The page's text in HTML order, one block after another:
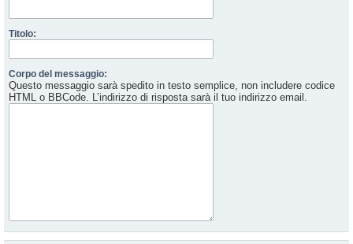
Titolo:
Corpo del messaggio:
Questo messaggio sarà spedito in testo semplice, non includere codice
HTML o BBCode. L’indirizzo di risposta sarà il tuo indirizzo email.